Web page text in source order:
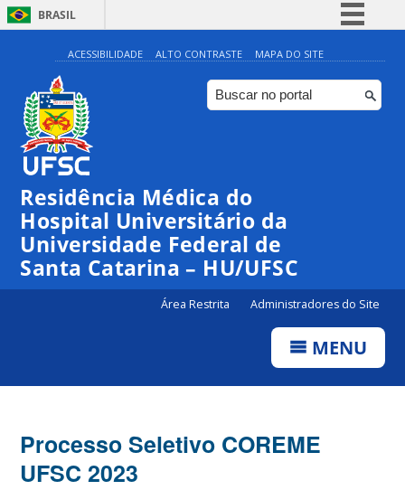
BRASIL
Simplifique!
Comunica BR
Participe
ACESSIBILIDADE ALTO CONTRASTE MAPA DO SITE
Residência Médica do
Hospital Universitário da
Universidade Federal de
Santa Catarina – HU/UFSC
Área Restrita Administradores do Site
MENU
Processo Seletivo COREME
UFSC 2023